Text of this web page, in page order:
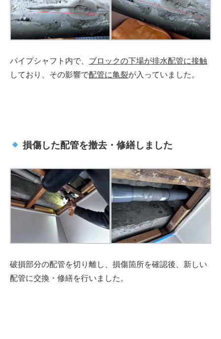
パイプシャフト内で、 ブロックの下場が排水配管に接触
しており、その影響で配管に亀裂が入っていました。
損傷した配管を撤去・修繕しました
破損部分の配管を切り離し、損傷箇所を確認後、新しい
配管に交換・修繕を行いました。